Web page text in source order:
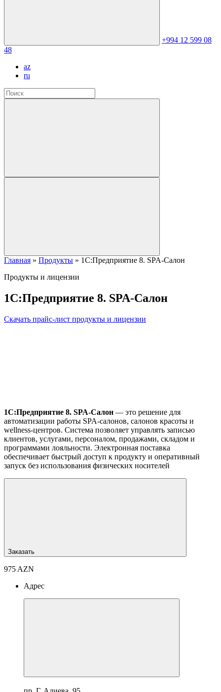
+994 12 599 08
48
az
ru
Главная » Продукты » 1С:Предприятие 8. SPA-Салон
Продукты и лицензии
1С:Предприятие 8. SPA-Салон
Скачать прайс-лист продукты и лицензии
1С:Предприятие 8. SPA-Салон — это решение для
автоматизации работы SPA-салонов, салонов красоты и
wellness-центров. Система позволяет управлять записью
клиентов, услугами, персоналом, продажами, складом и
программами лояльности. Электронная поставка
обеспечивает быстрый доступ к продукту и оперативный
запуск без использования физических носителей
Заказать
975 AZN
Адрес